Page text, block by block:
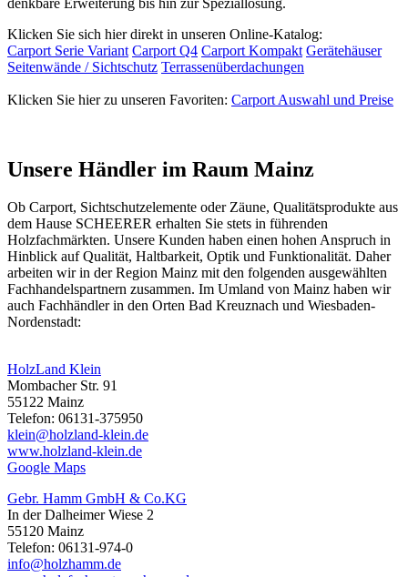
Klicken Sie sich hier direkt in unseren Online-Katalog:
Carport Serie Variant Carport Q4 Carport Kompakt Gerätehäuser
Seitenwände / Sichtschutz Terrassenüberdachungen
Klicken Sie hier zu unseren Favoriten: Carport Auswahl und Preise
Unsere Händler im Raum Mainz
Ob Carport, Sichtschutzelemente oderZäune, Qualitätsprodukte aus
dem Hause SCHEERER erhalten Sie stets in führenden
Holzfachmärkten. Unsere Kunden haben einen hohen Anspruch in
Hinblick auf Qualität, Haltbarkeit, Optik und Funktionalität. Daher
arbeiten wir in der Region Mainz mit den folgenden ausgewählten
Fachhandelspartnern zusammen. Im Umland von Mainz haben wir
auch Fachhändler in den Orten Bad Kreuznach und Wiesbaden-
Nordenstadt:
HolzLand Klein
Mombacher Str. 91
55122 Mainz
Telefon: 06131-375950
klein@holzland-klein.de
www.holzland-klein.de
Google Maps
Gebr. Hamm GmbH & Co.KG
In der Dalheimer Wiese 2
55120 Mainz
Telefon: 06131-974-0
info@holzhamm.de